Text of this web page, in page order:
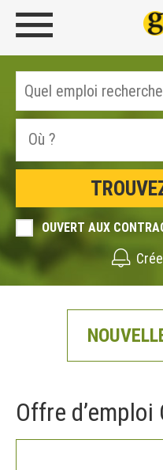
OUVERT AUX
Offre d’emploi